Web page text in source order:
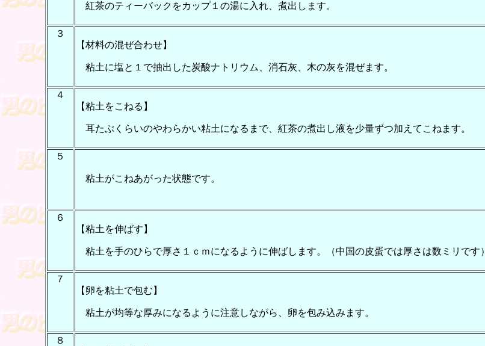
紅茶のティーバックをカップ１の湯に入れ、煮出します。
３
【材料の混ぜ合わせ】
粘土に塩と１で抽出した炭酸ナトリウム、消石灰、木の灰を混ぜます。
４
【粘土をこねる】
耳たぶくらいのやわらかい粘土になるまで、紅茶の煮出し液を少量ずつ加えてこねます。
５
粘土がこねあがった状態です。
６
【粘土を伸ばす】
粘土を手のひらで厚さ１ｃｍになるように伸ばします。（中国の皮蛋では厚さは数ミリです）
７
【卵を粘土で包む】
粘土が均等な厚みになるように注意しながら、卵を包み込みます。
８